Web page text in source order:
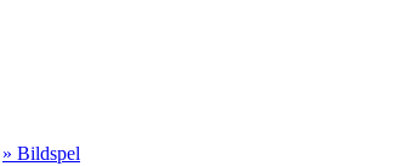
» Bildspel